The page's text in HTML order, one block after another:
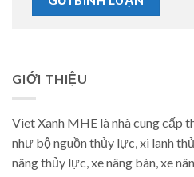
GIỚI THIỆU
Viet Xanh MHE là nhà cung cấp
như bộ nguồn thủy lực, xi lanh
nâng thủy lực, xe nâng bàn, xe